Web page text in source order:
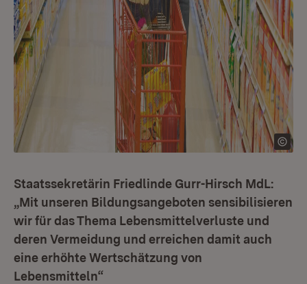
Staatssekretärin Friedlinde Gurr-Hirsch MdL:
„Mit unseren Bildungsangeboten sensibilisieren
wir für das Thema Lebensmittelverluste und
deren Vermeidung und erreichen damit auch
eine erhöhte Wertschätzung von
Lebensmitteln“